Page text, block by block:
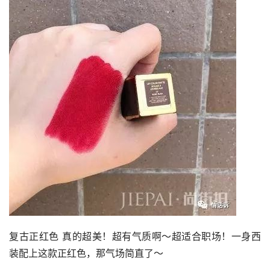
复古正红色 真的超美！超有气质啊～超适合职场！一身西
装配上这款正红色，那气场简直了～